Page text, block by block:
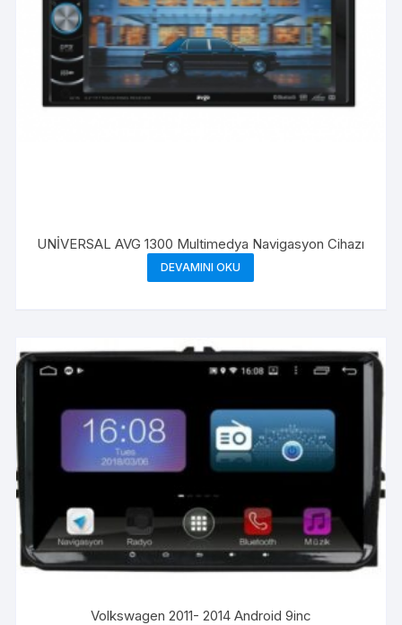
UNİVERSAL AVG 1300 Multimedya Navigasyon Cihazı
DEVAMINI OKU
Volkswagen 2011- 2014 Android 9inc